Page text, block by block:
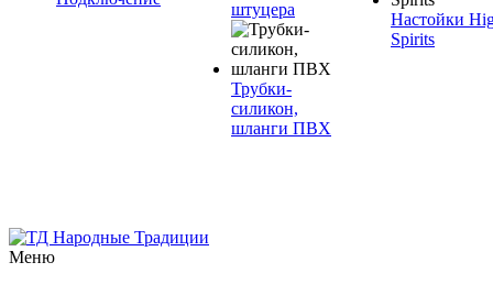
штуцера
Трубки-
силикон,
шланги ПВХ
Настойки
Spirits
Меню